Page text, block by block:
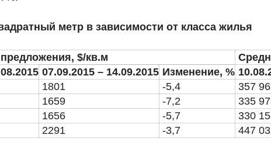
метр в зависимости от класса жилья
$/кв.м
07.09.2015 – 14.09.2015 Изменение, %
1801 -5,4 357
1659 -7,2 335
1656 -5,7 330
2291 -3,7 447